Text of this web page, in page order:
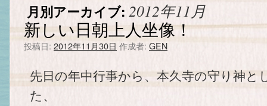
月別アーカイブ: 2012年11月
新しい日朝上人坐像！
投稿日: 2012年11月30日 作成者: GEN
先日の年中行事から、本久寺の守り神と
た、